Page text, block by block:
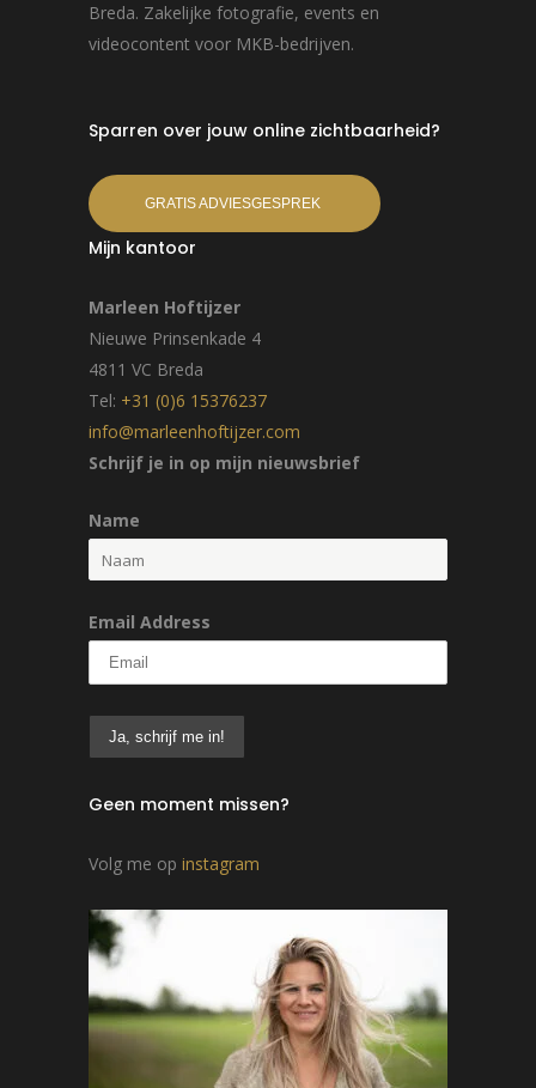
Breda. Zakelijke fotografie, events en
videocontent voor MKB-bedrijven.
Sparren over jouw online zichtbaarheid?
GRATIS ADVIESGESPREK
Mijn kantoor
Marleen Hoftijzer
Nieuwe Prinsenkade 4
4811 VC Breda
Tel: +31 (0)6 15376237
info@marleenhoftijzer.com
Schrijf je in op mijn nieuwsbrief
Name
Email Address
Geen moment missen?
Volg me op instagram